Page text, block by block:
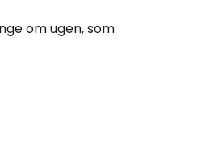
om ugen, som